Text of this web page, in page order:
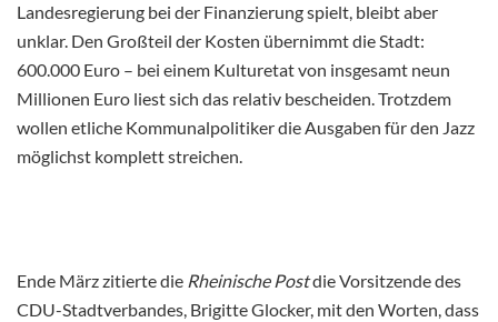
Landesregierung bei der Finanzierung spielt, bleibt aber
unklar. Den Großteil der Kosten übernimmt die Stadt:
600.000 Euro – bei einem Kulturetat von insgesamt neun
Millionen Euro liest sich das relativ bescheiden. Trotzdem
wollen etliche Kommunalpolitiker die Ausgaben für den Jazz
möglichst komplett streichen.
Ende März zitierte die Rheinische Postdie Vorsitzende des
CDU-Stadtverbandes, Brigitte Glocker, mit den Worten, dass